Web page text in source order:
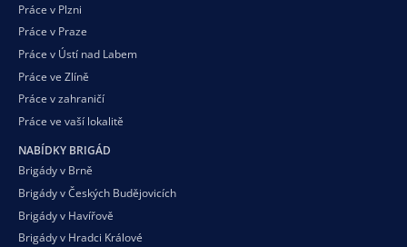
Práce v Plzni
Práce v Praze
Práce v Ústí nad Labem
Práce ve Zlíně
Práce v zahraničí
Práce ve vaší lokalitě
NABÍDKY BRIGÁD
Brigády v Brně
Brigády v Českých Budějovicích
Brigády v Havířově
Brigády v Hradci Králové